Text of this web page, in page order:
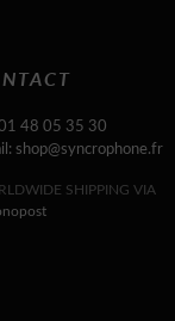
48 05 35 30
shop@syncrophone.fr
SHIPPING VIA